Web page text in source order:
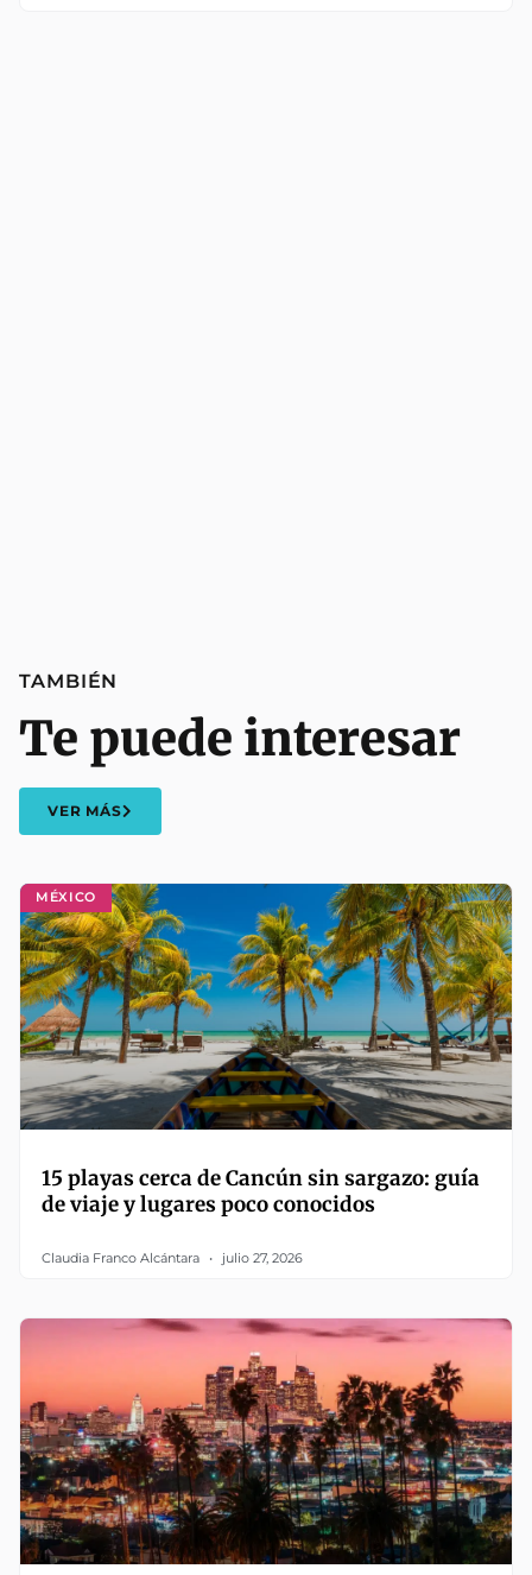
MÉXICO
15 playas cerca de Cancún sin sargazo: guía
de viaje y lugares poco conocidos
Claudia Franco Alcántara julio 27, 2026
TAMBIÉN
Te puede interesar
VER MÁS